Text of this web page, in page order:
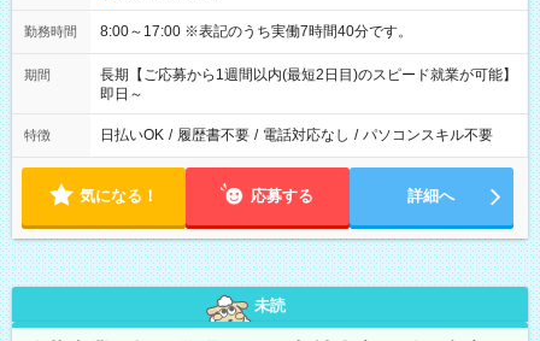
勤務時間 8:00～17:00 ※表記のうち実働7時間40分です。
期間
長期【ご応募から1週間以内(最短2日目)のスピード就業が可能】
即日～
特徴 日払いOK / 履歴書不要 / 電話対応なし / パソコンスキル不要
気になる！ 応募する 詳細へ
未読